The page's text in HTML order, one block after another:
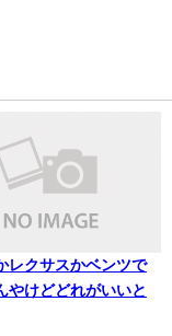
レクサスかベンツで
やけどどれがいいと